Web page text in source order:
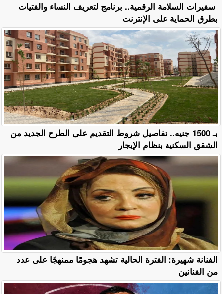
سفيرات السلامة الرقمية.. برنامج لتعريف النساء والفتيات
بطرق الحماية على الإنترنت
بـ 1500 جنيه.. تفاصيل شروط التقديم على الطرح الجديد من
الشقق السكنية بنظام الإيجار
الفنانة شهيرة: الفترة الحالية تشهد هجومًا ممنهجًا على عدد
من الفنانين